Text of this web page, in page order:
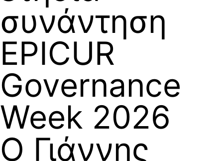
συνάντηση
EPICUR
Governance
Week 2026
Ο Γιάννης